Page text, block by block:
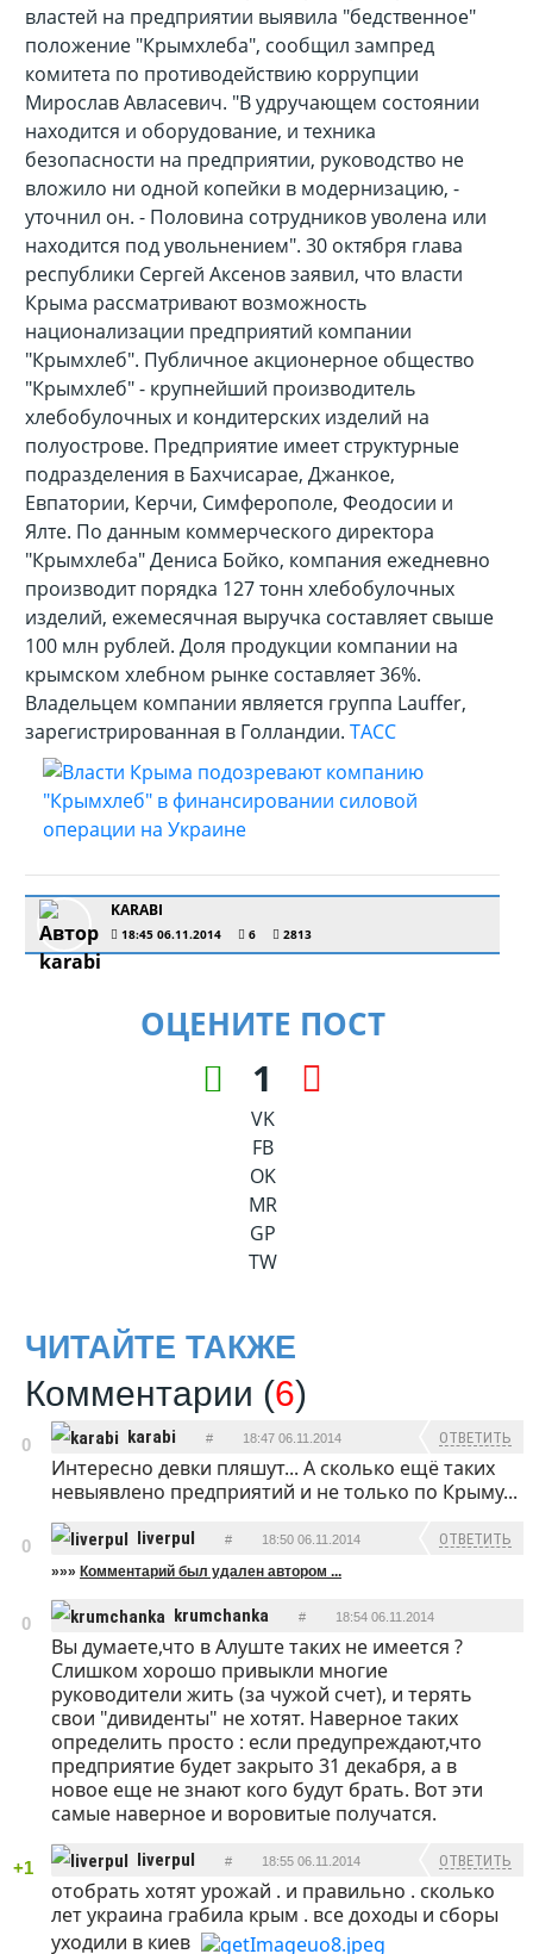
властей на предприятии выявила "бедственное"
положение "Крымхлеба", сообщил зампред
комитета по противодействию коррупции
Мирослав Авласевич. "В удручающем состоянии
находится и оборудование, и техника
безопасности на предприятии, руководство не
вложило ни одной копейки в модернизацию, -
уточнил он. - Половина сотрудников уволена или
находится под увольнением". 30 октября глава
республики Сергей Аксенов заявил, что власти
Крыма рассматривают возможность
национализации предприятий компании
"Крымхлеб". Публичное акционерное общество
"Крымхлеб" - крупнейший производитель
хлебобулочных и кондитерских изделий на
полуострове. Предприятие имеет структурные
подразделения в Бахчисарае, Джанкое,
Евпатории, Керчи, Симферополе, Феодосии и
Ялте. По данным коммерческого директора
"Крымхлеба" Дениса Бойко, компания ежедневно
производит порядка 127 тонн хлебобулочных
изделий, ежемесячная выручка составляет свыше
100 млн рублей. Доля продукции компании на
крымском хлебном рынке составляет 36%.
Владельцем компании является группа Lauffer,
зарегистрированная в Голландии. ТАСС
KARABI
18:45 06.11.2014 6 2813
ОЦЕНИТЕ ПОСТ
1
VK
FB
OK
MR
GP
TW
ЧИТАЙТЕ ТАКЖЕ
Комментарии (6)
0 karabi # 18:47 06.11.2014 ОТВЕТИТЬ
Интересно девки пляшут... А сколько ещё таких
невыявлено предприятий и не только по Крыму...
0 liverpul # 18:50 06.11.2014 ОТВЕТИТЬ
»»» Комментарий был удален автором ...
0 krumchanka # 18:54 06.11.2014
ОТВЕТИТЬ
Вы думаете,что в Алуште таких не имеется ?
Слишком хорошо привыкли многие
руководители жить (за чужой счет), и терять
свои "дивиденты" не хотят. Наверное таких
определить просто : если предупреждают,что
предприятие будет закрыто 31 декабря, а в
новое еще не знают кого будут брать. Вот эти
самые наверное и воровитые получатся.
+1 liverpul # 18:55 06.11.2014 ОТВЕТИТЬ
отобрать хотят урожай . и правильно . сколько
лет украина грабила крым . все доходы и сборы
уходили в киев